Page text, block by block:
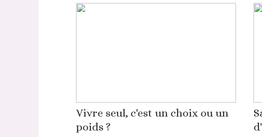
Vivre seul, c'est un choix ou un
poids ?